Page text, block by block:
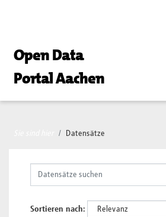
Open Data
Portal Aachen
Datensätze
Sortieren nach